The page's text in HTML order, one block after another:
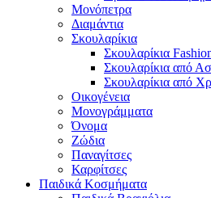
Μονόπετρα
Διαμάντια
Σκουλαρίκια
Σκουλαρίκια
Σκουλαρίκια από
Σκουλαρίκια από
Οικογένεια
Μονογράμματα
Όνομα
Ζώδια
Παναγίτσες
Καρφίτσες
Παιδικά Κοσμήματα